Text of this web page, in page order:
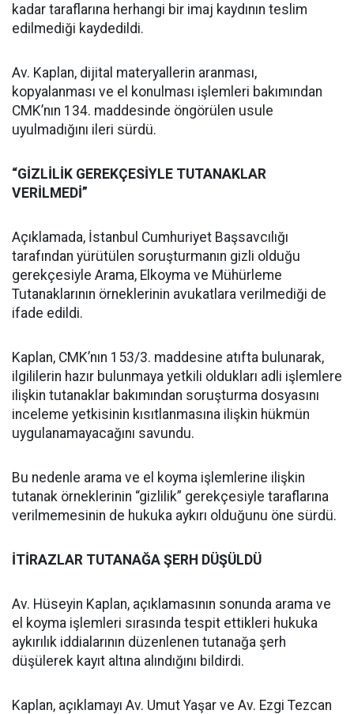
kadar taraflarına herhangi bir imaj kaydının teslim
edilmediği kaydedildi.
Av. Kaplan, dijital materyallerin aranması,
kopyalanması ve el konulması işlemleri bakımından
CMK’nın 134. maddesinde öngörülen usule
uyulmadığını ileri sürdü.
“GİZLİLİK GEREKÇESİYLE TUTANAKLAR
VERİLMEDİ”
Açıklamada, İstanbul Cumhuriyet Başsavcılığı
tarafından yürütülen soruşturmanın gizli olduğu
gerekçesiyle Arama, Elkoyma ve Mühürleme
Tutanaklarının örneklerinin avukatlara verilmediği de
ifade edildi.
Kaplan, CMK’nın 153/3. maddesine atıfta bulunarak,
ilgililerin hazır bulunmaya yetkili oldukları adli işlemlere
ilişkin tutanaklar bakımından soruşturma dosyasını
inceleme yetkisinin kısıtlanmasına ilişkin hükmün
uygulanamayacağını savundu.
Bu nedenle arama ve el koyma işlemlerine ilişkin
tutanak örneklerinin “gizlilik” gerekçesiyle taraflarına
verilmemesinin de hukuka aykırı olduğunu öne sürdü.
İTİRAZLAR TUTANAĞA ŞERH DÜŞÜLDÜ
Av. Hüseyin Kaplan, açıklamasının sonunda arama ve
el koyma işlemleri sırasında tespit ettikleri hukuka
aykırılık iddialarının düzenlenen tutanağa şerh
düşülerek kayıt altına alındığını bildirdi.
Kaplan, açıklamayı Av. Umut Yaşar ve Av. Ezgi Tezcan